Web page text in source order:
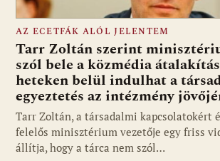
Fotó: media1.hu
AZ ECETFÁK ALÓL JELENTEM
Tarr Zoltán szerint
szól bele a közmédia
heteken belül indulhat a
egyeztetés az intézmény
Tarr Zoltán, a társadalmi kapcsolatokért
felelős minisztérium vezetője egy friss
állítja, hogy a tárca nem szól…